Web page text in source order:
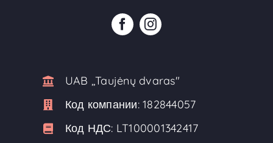
UAB ,,Taujėnų dvaras"
Код компании:182844057
Код НДС: LT100001342417